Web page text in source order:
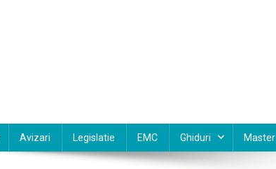
Avizari Legislatie EMC Ghiduri Master